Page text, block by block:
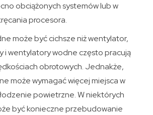
obciążonych systemów lub w
procesora.
może być cichsze niż wentylator,
i wentylatory wodne często pracują
obrotowych. Jednakże,
może wymagać więcej miejsca w
powietrzne. W niektórych
być konieczne przebudowanie